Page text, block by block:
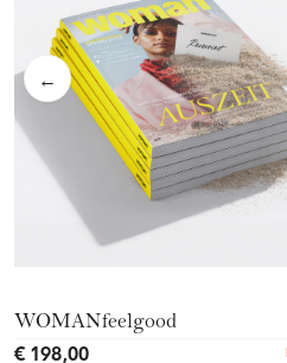
←
WOMANfeelgood
€ 198,00